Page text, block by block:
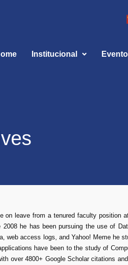
Institucional
leave from a tenured faculty position
he has been pursuing the use of
web access logs, and Yahoo! Meme he
have been to the study of
over 4800+ Google Scholar citations